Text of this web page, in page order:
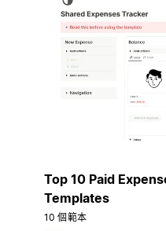
Top 10 Paid
Templates
10 個範本